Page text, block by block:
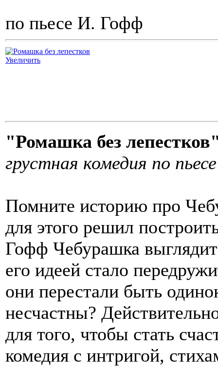
по пьесе И. Гофф
Увеличить
"Ромашка без
грустная комедия по
Помните историю про
для этого решил
Гофф Чебурашка
его идеей стало
они перестали быть
несчастны?
для того, чтобы стать
комедия с интригой,